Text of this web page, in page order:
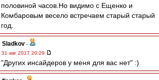
половиной часов.Но видимо с Ещенко и
Комбаровым весело встречаем старый старый
год.
Sladkov -
31 авг 2017 20:29
"Других инсайдеров у меня для вас нет" :)